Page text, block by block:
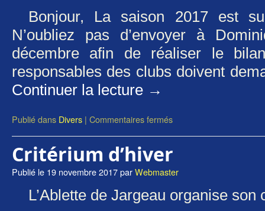
Bonjour, La saison 2017 est
N’oubliez pas d’envoyer à
décembre afin de réaliser le
responsables des clubs doivent
Continuer la lecture →
Publié dans Divers | Commentaires fermés
Critérium d’hiver
Publié le 19 novembre 2017parWebmaster
L’Ablette de Jargeau organise